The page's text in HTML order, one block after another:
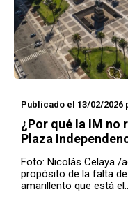
Publicado el 13/02/2026
¿Por qué la IM no
Plaza
Foto: Nicolás Celaya /
propósito de la falta
amarillento que está